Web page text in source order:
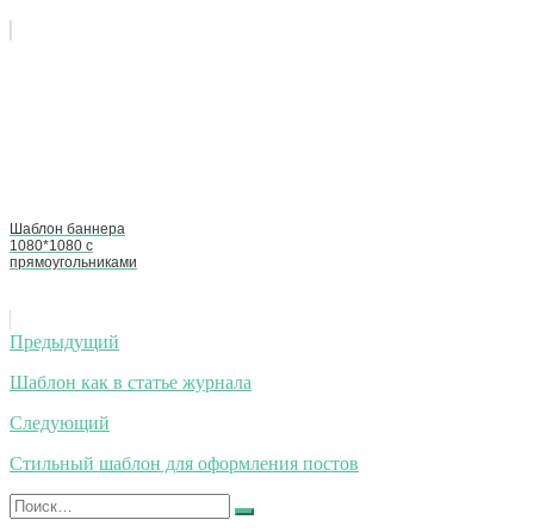
Шаблон баннера
1080*1080 с
прямоугольниками
Навигация
по
записям
Предыдущий
Шаблон как в статье журнала
Следующий
Стильный шаблон для оформления постов
Искать:
Найти